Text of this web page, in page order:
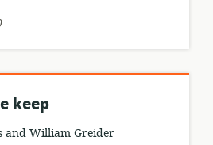
keep
and William Greider